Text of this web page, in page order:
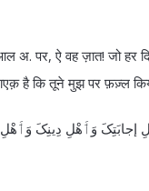
अ. पर, ऐ वह ज़ात! जो हर
है कि तूने मुझ पर फ़ज़्ल
إجابَتِکَ وَٲَھْلِ دِینِکَ